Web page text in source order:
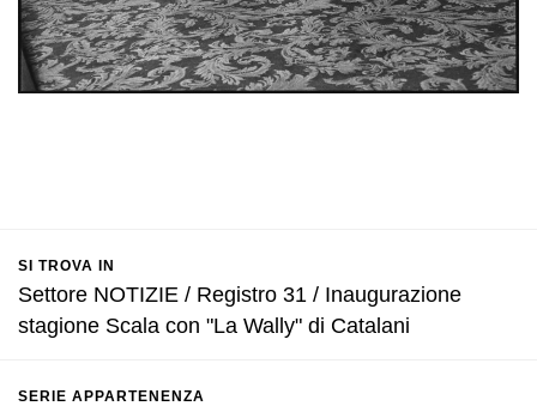
SI TROVA IN
Settore NOTIZIE / Registro 31 / Inaugurazione
stagione Scala con "La Wally" di Catalani
SERIE APPARTENENZA